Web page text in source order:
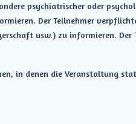
psychiatrischer oder
Der Teilnehmer
usw.) zu informieren. Der
in denen die Veranstaltung